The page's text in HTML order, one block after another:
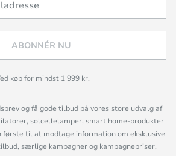
ABONNÉR NU
køb for mindst 1 999 kr.
og få gode tilbud på vores store udvalg af
solcellelamper, smart home-produkter
til at modtage information om eksklusive
særlige kampagner og kampagnepriser,